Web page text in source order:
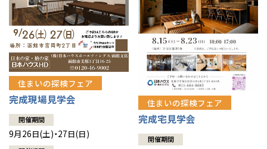
住まいの探検フェア
完成現場見学会
開催期間
9月26日(土)・27日(日)
住まいの探検フェア
完成宅見学会
開催期間